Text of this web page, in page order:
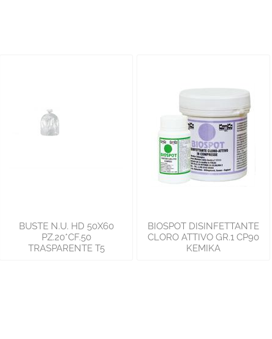
BUSTE N.U. HD 50X60
PZ.20*CF.50
TRASPARENTE T5
BIOSPOT DISINFETTANTE
CLORO ATTIVO GR.1 CP90
KEMIKA